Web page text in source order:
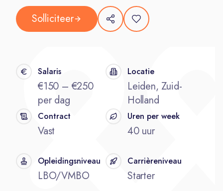
Solliciteer
Salaris
€150 – €250
per dag
Locatie
Leiden, Zuid-
Holland
Contract
Vast
Uren per week
40 uur
Opleidingsniveau
LBO/VMBO
Carrièreniveau
Starter